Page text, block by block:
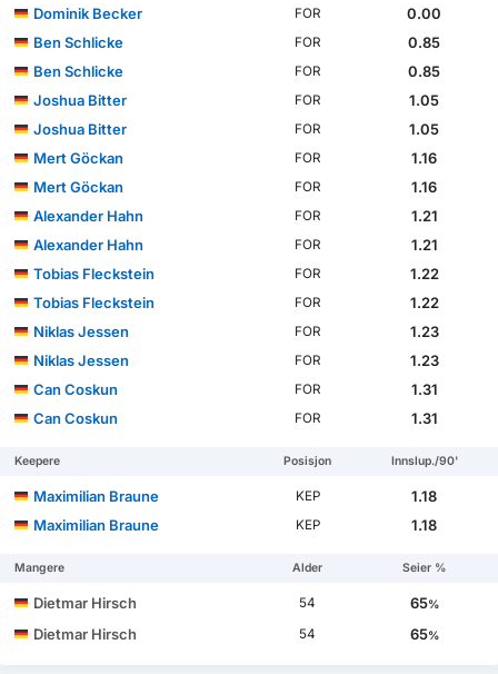
Dominik Becker
FOR
0.00
Ben Schlicke
FOR
0.85
Ben Schlicke
FOR
0.85
Joshua Bitter
FOR
1.05
Joshua Bitter
FOR
1.05
Mert Göckan
FOR
1.16
Mert Göckan
FOR
1.16
Alexander Hahn
FOR
1.21
Alexander Hahn
FOR
1.21
Tobias Fleckstein
FOR
1.22
Tobias Fleckstein
FOR
1.22
Niklas Jessen
FOR
1.23
Niklas Jessen
FOR
1.23
Can Coskun
FOR
1.31
Can Coskun
FOR 1.31
Keepere Posisjon Innslup./90'
Maximilian Braune KEP
1.18
Maximilian Braune
KEP 1.18
Mangere Alder Seier %
Dietmar Hirsch 54 65%
Dietmar Hirsch 54 65%